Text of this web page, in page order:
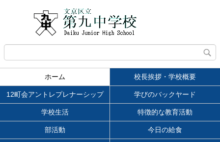
ホーム 校長挨拶・学校概要
12町会アントレプレナーシップ 学びのバックヤード
学校生活 特徴的な教育活動
部活動 今日の給食